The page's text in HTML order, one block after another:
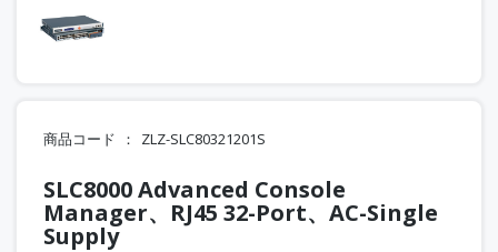
商品コード ZLZ-SLC80321201S
SLC8000 Advanced Console
Manager、RJ45 32-Port、AC-Single
Supply